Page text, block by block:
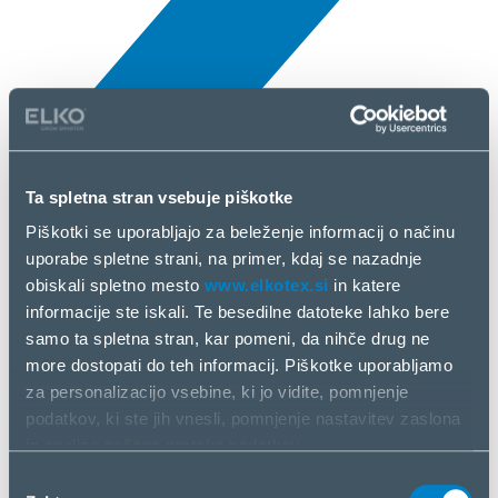
Ta spletna stran vsebuje piškotke
Piškotki se uporabljajo za beleženje informacij o načinu
uporabe spletne strani, na primer, kdaj se nazadnje
obiskali spletno mesto www.elkotex.si in katere
informacije ste iskali. Te besedilne datoteke lahko bere
samo ta spletna stran, kar pomeni, da nihče drug ne
more dostopati do teh informacij. Piškotke uporabljamo
za personalizacijo vsebine, ki jo vidite, pomnjenje
podatkov, ki ste jih vnesli, pomnjenje nastavitev zaslona
All news
Blackview